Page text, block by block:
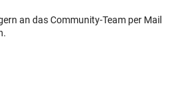
an das Community-Team per Mail